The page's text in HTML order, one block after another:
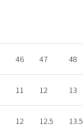
46 47 48
11 12 13
12 12.5 13.5